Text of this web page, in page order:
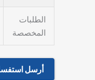
الطلبات
المخصصة
أرسل